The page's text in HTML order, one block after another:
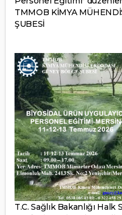
TMMOB KİMYA
ŞUBESİ
T.C. Sağlık Bakanlığı